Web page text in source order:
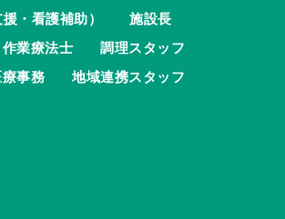
・看護補助）
施設長
作業療法士
調理スタッフ
療事務
地域連携スタッフ